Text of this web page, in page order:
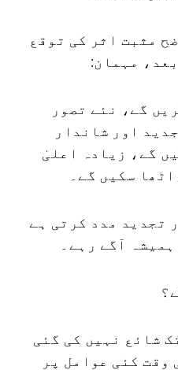
مثبت اثر کی توقع
مہمان:
گے، نئے تصور
اور شاندار
گے، زیادہ اعلیٰ
سکیں گے۔
تجدید مدد کرتی ہے
آگے رہے۔
شائع نہیں کی گئی
وقت کئی عوامل پر